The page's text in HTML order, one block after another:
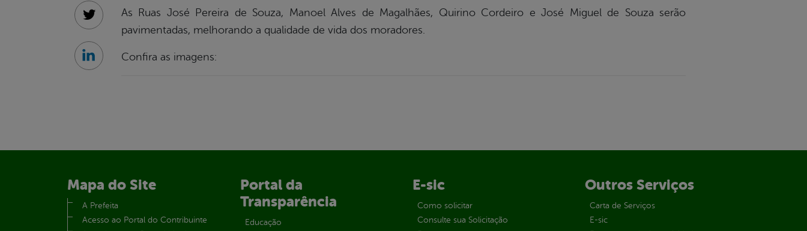
As Ruas José Pereira de Souza, Manoel Alves de Magalhães, Quirino Cordeiro e José Miguel de Souza serão
pavimentadas, melhorando a qualidade de vida dos moradores.
Confira as imagens:
Twitter
Linkedin
Mapa do Site
A Prefeita
Acesso ao Portal do Contribuinte
Portal da
Transparência
Educação
E-sic
Como solicitar
Consulte sua Solicitação
Outros Serviços
Carta de Serviços
E-sic